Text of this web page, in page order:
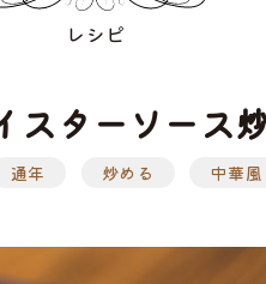
レシピ
スターソース
通年 炒める 中華風